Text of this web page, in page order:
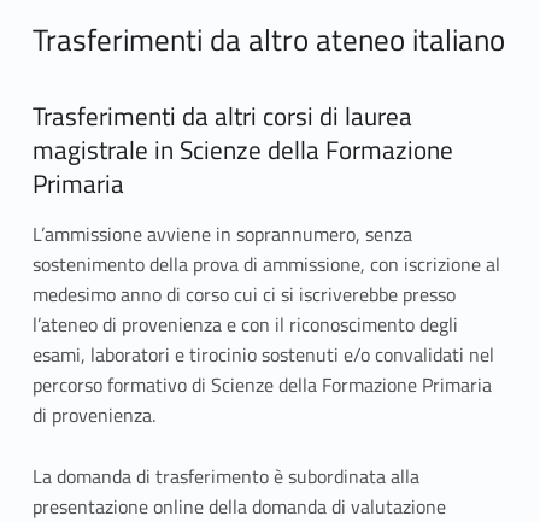
A
r
t
.
1
0
T
r
a
s
Trasferimenti da altro ateneo italiano
Trasferimenti da altri corsi di laurea
magistrale in Scienze della Formazione
Primaria
L’ammissione avviene in soprannumero, senza
sostenimento della prova di ammissione, con iscrizione al
medesimo anno di corso cui ci si iscriverebbe presso
l’ateneo di provenienza e con il riconoscimento degli
esami, laboratori e tirocinio sostenuti e/o convalidati nel
percorso formativo di Scienze della Formazione Primaria
di provenienza.
La domanda di trasferimento è subordinata alla
presentazione online della domanda di valutazione